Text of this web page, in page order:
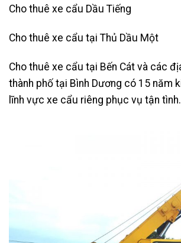
Cho thuê xe cẩu Dầu Tiếng
Cho thuê xe cẩu tại Thủ Dầu Một
Cho thuê xe cẩu tại Bến Cát và các
thành phố tại Bình Dương có 15 năm
lĩnh vực xe cẩu riêng phục vụ tận tình.